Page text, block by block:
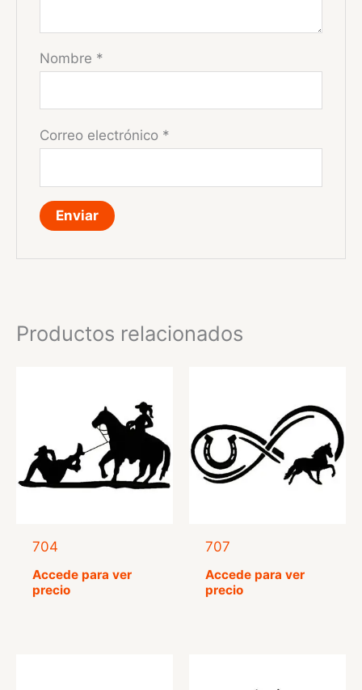
Nombre *
Correo electrónico *
Productos relacionados
704
Accede para ver
precio
707
Accede para ver
precio